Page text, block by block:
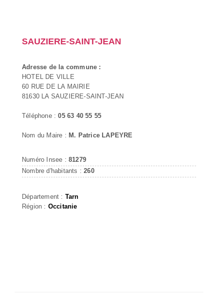
SAUZIERE-SAINT-JEAN
Adresse de la commune :
HOTEL DE VILLE
60 RUE DE LA MAIRIE
81630 LA SAUZIERE-SAINT-JEAN
Téléphone :05 63 40 55 55
Nom du Maire : M. Patrice LAPEYRE
Numéro Insee : 81279
Nombre d'habitants :260
Département : Tarn
Région : Occitanie